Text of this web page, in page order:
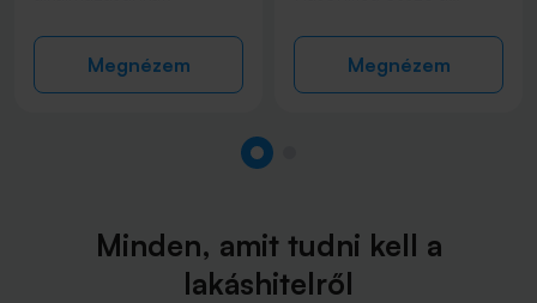
Megnézem
ajánlatait és találd meg a
Számodra
Megnézem
Minden, amit tudni kell a
lakáshitelről